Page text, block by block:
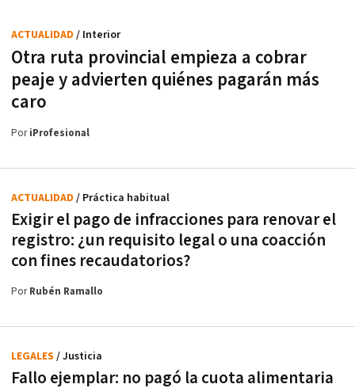
Otra ruta provincial empieza a cobrar
peaje y advierten quiénes pagarán más
caro
ACTUALIDAD / Interior
PoriProfesional
Exigir el pago de infracciones para renovar el
registro: ¿un requisito legal o una coacción
con fines recaudatorios?
ACTUALIDAD / Práctica habitual
PorRubén Ramallo
Fallo ejemplar: no pagó la cuota alimentaria
LEGALES / Justicia